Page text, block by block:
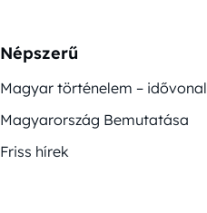
Népszerű
Magyar történelem – idővonal
Magyarország Bemutatása
Friss hírek